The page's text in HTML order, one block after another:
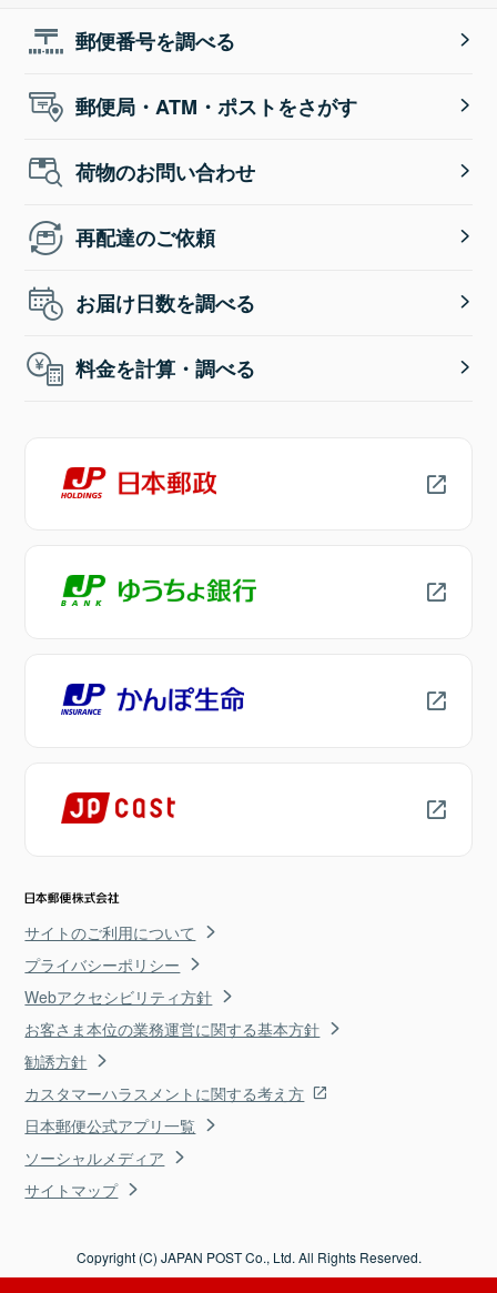
郵便番号を調べる
郵便局・ATM・ポストをさがす
荷物のお問い合わせ
再配達のご依頼
お届け日数を調べる
料金を計算・調べる
サイトのご利用について
プライバシーポリシー
Webアクセシビリティ方針
お客さま本位の業務運営に関する基本方針
勧誘方針
カスタマーハラスメントに関する考え方
日本郵便公式アプリ一覧
ソーシャルメディア
サイトマップ
Copyright (C) JAPAN POST Co., Ltd. All Rights Reserved.